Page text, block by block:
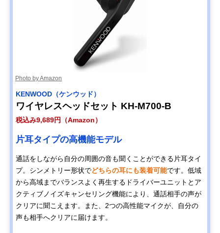
Photo by Amazon
KENWOOD（ケンウッド）
ワイヤレスヘッドセット KH-M700-B
税込み9,689円（Amazon）
片耳タイプの高機能モデル
通話をしながら自分の周囲の音も聞くことができる片耳タイ
プ。シンメトリー形状でどちらの耳にも装着可能です。低域
から高域までバランスよく再生するドライバーユニットとア
クティブノイズキャンセリング機能により、通話相手の声が
クリアに聞こえます。また、2つの高性能マイクが、自分の
声も相手へクリアに届けます。